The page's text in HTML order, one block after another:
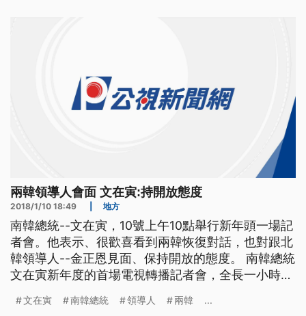
兩韓領導人會面 文在寅:持開放態度
2018/1/10 18:49 地方
南韓總統--文在寅，10號上午10點舉行新年頭一場記
者會。他表示、很歡喜看到兩韓恢復對話，也對跟北
韓領導人--金正恩見面、保持開放的態度。 南韓總統
文在寅新年度的首場電視轉播記者會，全長一小時又
二十分鐘時間，一一闡述未來施政的重點。包括了希
文在寅 南韓總統 領導人 兩韓 ...